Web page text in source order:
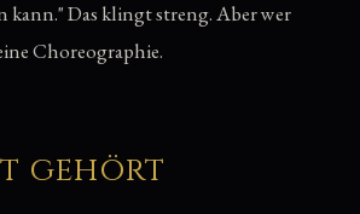
kann." Das klingt streng. Aber wer
Choreographie.
gehört